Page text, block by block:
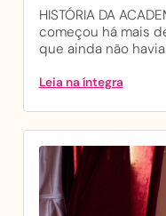
HISTÓRIA DA
começou há mais
que ainda não
Leia na íntegra